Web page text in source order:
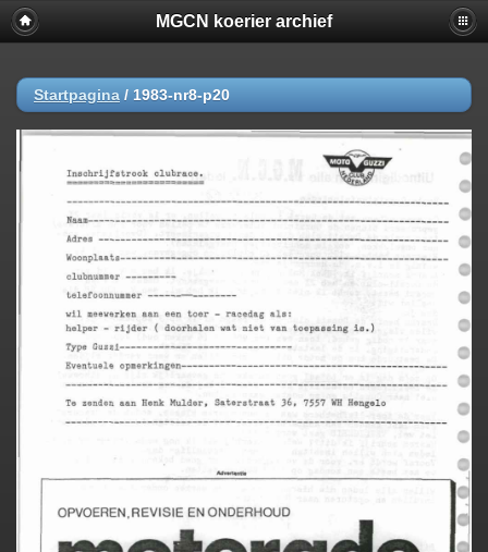
MGCN koerier archief
Startpagina / 1983-nr8-p20